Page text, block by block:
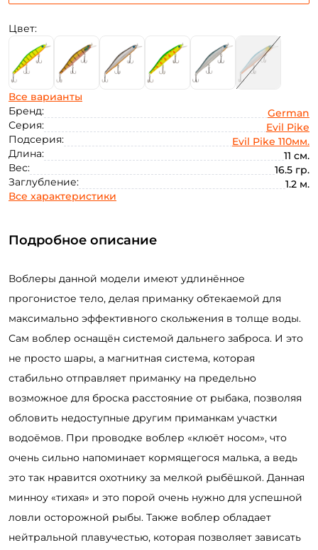
Цвет:
Все варианты
Бренд:
German
Серия:
Evil Pike
Подсерия:
Evil Pike 110мм.
Длина:
11 см.
Вес:
16.5 гр.
Заглубление:
1.2 м.
Все характеристики
Подробное описание
Воблеры данной модели имеют удлинённое
прогонистое тело, делая приманку обтекаемой для
максимально эффективного скольжения в толще воды.
Сам воблер оснащён системой дальнего заброса. И это
не просто шары, а магнитная система, которая
стабильно отправляет приманку на предельно
возможное для броска расстояние от рыбака, позволяя
обловить недоступные другим приманкам участки
водоёмов. При проводке воблер «клюёт носом», что
очень сильно напоминает кормящегося малька, а ведь
это так нравится охотнику за мелкой рыбёшкой. Данная
минноу «тихая» и это порой очень нужно для успешной
ловли осторожной рыбы. Также воблер обладает
нейтральной плавучестью, которая позволяет зависать